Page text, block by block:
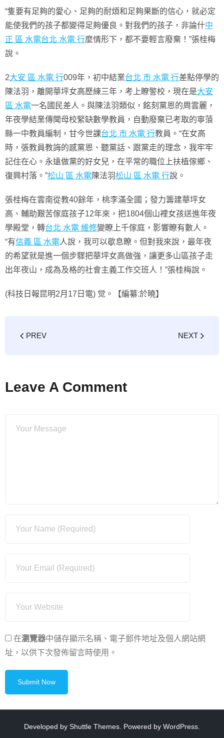
“隻要有足夠的愛心、足夠的耐煩和足夠果斷的信心，就必定
能使我們的孩子都變得足夠優良。對我們的孩子，非論什中
正 區 水電台北 水電 行麼情形下，都不要輕言廢棄！”張桂梅
說。
2大安 區 水電 行009年，初中結業台北 市 水電 行差點停學的
陳法羽，離開華坪女高歷練三年，考上瞭警校，現在是大安
區 水電一名國民差人。與陳法羽類似，銘刻黨恩的周雲麗，
年夜學結業傳聞母校緊缺數學教員，自動廢棄已考取的寧蒗
縣一中教員編制，甘今世課台北 市 水電 行教員。“在女高
時，張教員教誨的感黨恩、聽黨話、跟黨走的理念，我牢牢
記住在心。永遠做黨的好女兒，在平常的職位上扶植傢鄉、
復興村落。”松山 區 水電陳法羽松山 區 水電 行說。
張桂梅在雲南從教40餘年，桃李滿全國；發力籌建華坪女
高、輔助艱苦傢庭孩子12年來，把1804個山裡女孩送進年夜
學殿堂，轉台北 水電 維修變瞭上千傢庭，影響瞭有數人。
“有信義 區 水電人說，我可以歇息瞭。但對我來說，最年夜
的希望就是進一個步驟把華坪女高做強，讓更多山區孩子走
出年夜山，成為及格的社會主義工作交班人！”張桂梅說。
(科技日報昆明2月17日電) 觉。【編纂:於曉】
PREV NEXT
Leave A Comment
在瀏覽器中儲存顯示名稱、電子郵件地址及個人網站網
址，以供下次發佈留言時使用。
Developed by Shuttle Themes . Powered by WordPress